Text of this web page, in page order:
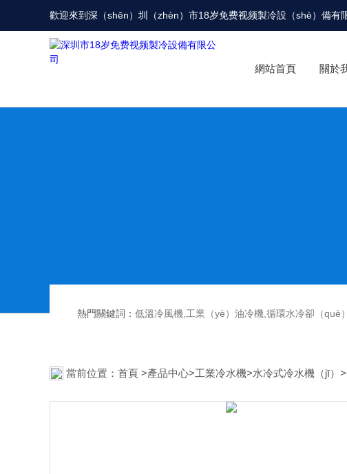
歡迎來到深（shēn）圳（zhèn）市18岁免费视频製冷設（shè）備有
網站首頁 關於
熱門關鍵詞： 低溫冷風機,工業（yè）油冷機,循環水冷卻（què
當前位置： 首頁 >產品中心>工業冷水機>水冷式冷水機（jī）